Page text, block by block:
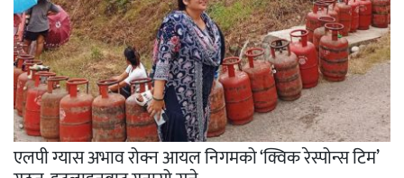
एलपी ग्यास अभाव रोक्न आयल निगमको ‘क्विक रेस्पोन्स टिम’